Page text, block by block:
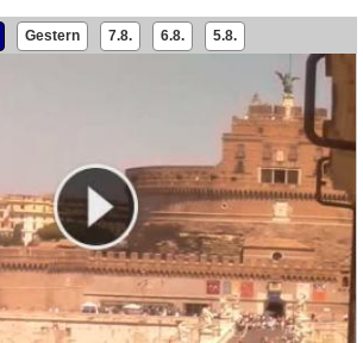
Gestern 7.8. 6.8. 5.8.